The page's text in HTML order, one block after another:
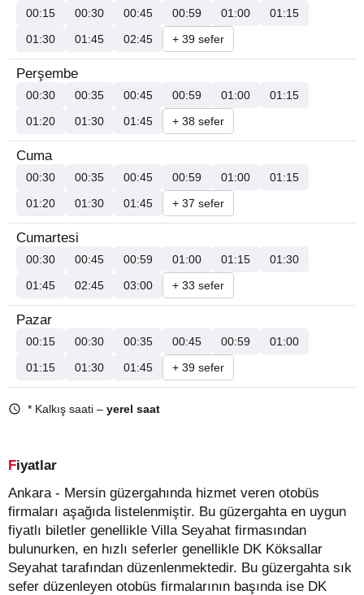
00:15 00:30 00:45 00:59 01:00
01:15
01:30
01:45 02:45 + 39 sefer
Perşembe
00:30 00:35 00:45 00:59 01:00
01:15
01:20
01:30 01:45 + 38 sefer
Cuma
00:30 00:35 00:45 00:59 01:00
01:15
01:20
01:30 01:45 + 37 sefer
Cumartesi
00:30 00:45 00:59 01:00 01:15
01:30
01:45
02:45 03:00 + 33 sefer
Pazar
00:15 00:30 00:35 00:45 00:59
01:00
01:15
01:30 01:45 + 39 sefer
* Kalkış saati – yerel saat
Fiyatlar
Ankara - Mersin güzergahında hizmet veren otobüs
firmaları aşağıda listelenmiştir. Bu güzergahta en uygun
fiyatlı biletler genellikle Villa Seyahat firmasından
bulunurken, en hızlı seferler genellikle DK Köksallar
Seyahat tarafından düzenlenmektedir. Bu güzergahta sık
sefer düzenleyen otobüs firmalarının başında ise DK